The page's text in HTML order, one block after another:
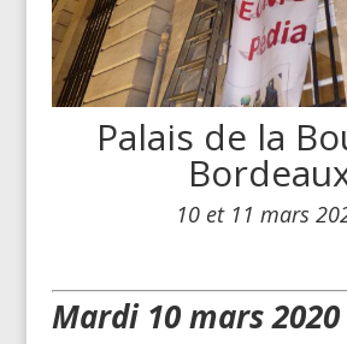
Palais de la
10 et 11 mars
Mardi 10 mars 2020